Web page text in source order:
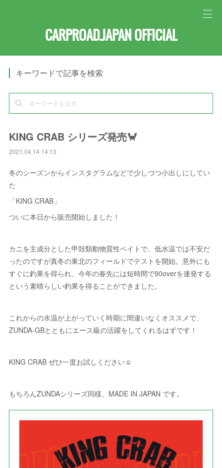
CARPROAD.JAPAN OFFICIAL
キーワードで記事を検索
KING CRAB シリーズ発売🦀
2021.04.14 14:13
冬のシーズンからインスタグラムなどで少しづつ小出しにしてい
た
「KING CRAB」
ついに本日から販売開始しました！
カニを主成分とした甲殻類動物質性ベイトで、低水温では不安だ
ったのですが真冬の東北のフィールドでテストを開始。意外にも
すぐに釣果を得られ、今年の春先には短時間で90overを連発する
という素晴らしい釣果を得ることができました。
これからの水温が上がっていく時期に間違いなくオススメで、
ZUNDA-GBとともにエース級の活躍をしてくれるはずです！
KING CRAB ぜひ一度お試しください☺️
もちろんZUNDAシリーズ同様、MADE IN JAPAN です。